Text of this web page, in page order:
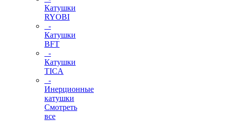
Катушки
RYOBI
-
Катушки
BFT
-
Катушки
TICA
-
Инерционные
катушки
Смотреть
все